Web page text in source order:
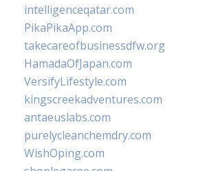
intelligenceqatar.com
PikaPikaApp.com
takecareofbusinessdfw.org
HamadaOfJapan.com
VersifyLifestyle.com
kingscreekadventures.com
antaeuslabs.com
purelycleanchemdry.com
WishOping.com